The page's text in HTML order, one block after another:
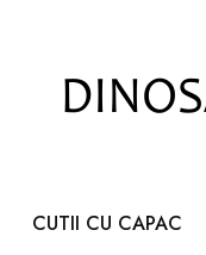
CUTII CU CAPAC